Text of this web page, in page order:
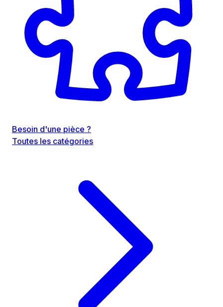
Besoin d'une pièce ?
Toutes les catégories